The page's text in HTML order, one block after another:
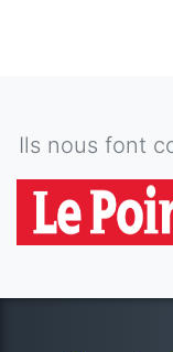
Ils nous font